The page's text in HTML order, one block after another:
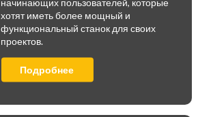
хотят иметь более мощный и
функциональный станок для своих
проектов.
Подробнее